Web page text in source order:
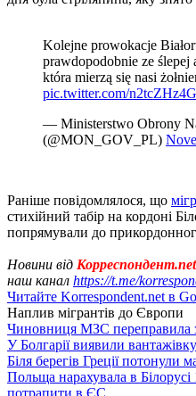
Kolejne prowokacje
prawdopodobnie ze
która mierzą się nasi
pic.twitter.com/
— Ministerstwo Obrony
(@MON_GOV_PL)
Раніше повідомлялося, що
стихійний табір на кордоні
попрямували до
Новини від Корреспондент.net
наш канал https://t.me/
Читайте Korrespondent.net в
Наплив мігрантів до Європи
Чиновниця МЗС переправила
У Болгарії виявили
Біля берегів Греції потонули
Польща нарахувала в Білорусі
потрапити в ЄС